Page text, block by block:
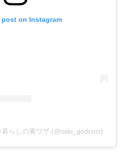
on Instagram
らしの裏ワザ (@saki_godcost)